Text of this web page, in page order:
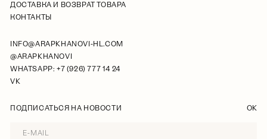
ДОСТАВКА И ВОЗВРАТ ТОВАРА
КОНТАКТЫ
INFO@ARAPKHANOVI-HL.COM
@ARAPKHANOVI
WHATSAPP: +7 (926) 777 14 24
VK
ПОДПИСАТЬСЯ НА НОВОСТИ OK